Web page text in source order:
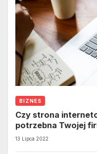
BIZNES
Czy strona
potrzebna Twojej
13 Lipca 2022